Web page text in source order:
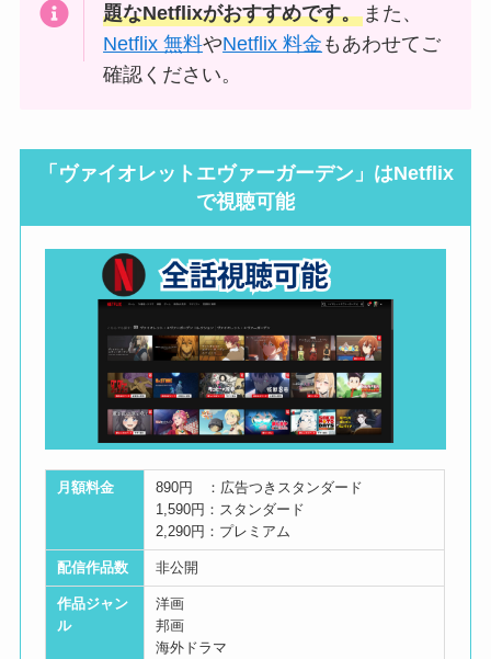
題なNetflixがおすすめです。 また、
Netflix 無料やNetflix 料金 もあわせてご
確認ください。
「ヴァイオレットエヴァーガーデン」はNetflix
で視聴可能
月額料金
890円 ：広告つきスタンダード
1,590円：スタンダード
2,290円：プレミアム
配信作品数 非公開
作品ジャン
ル
洋画
邦画
海外ドラマ